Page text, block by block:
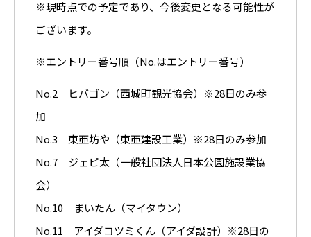
※現時点での予定であり、今後変更となる可能性が
ございます。
※エントリー番号順（No.はエントリー番号）
No.2 ヒバゴン（西城町観光協会）※28日のみ参
加
No.3 東亜坊や（東亜建設工業）※28日のみ参加
No.7 ジェピ太（一般社団法人日本公園施設業協
会）
No.10 まいたん（マイタウン）
No.11 アイダコツミくん（アイダ設計）※28日の